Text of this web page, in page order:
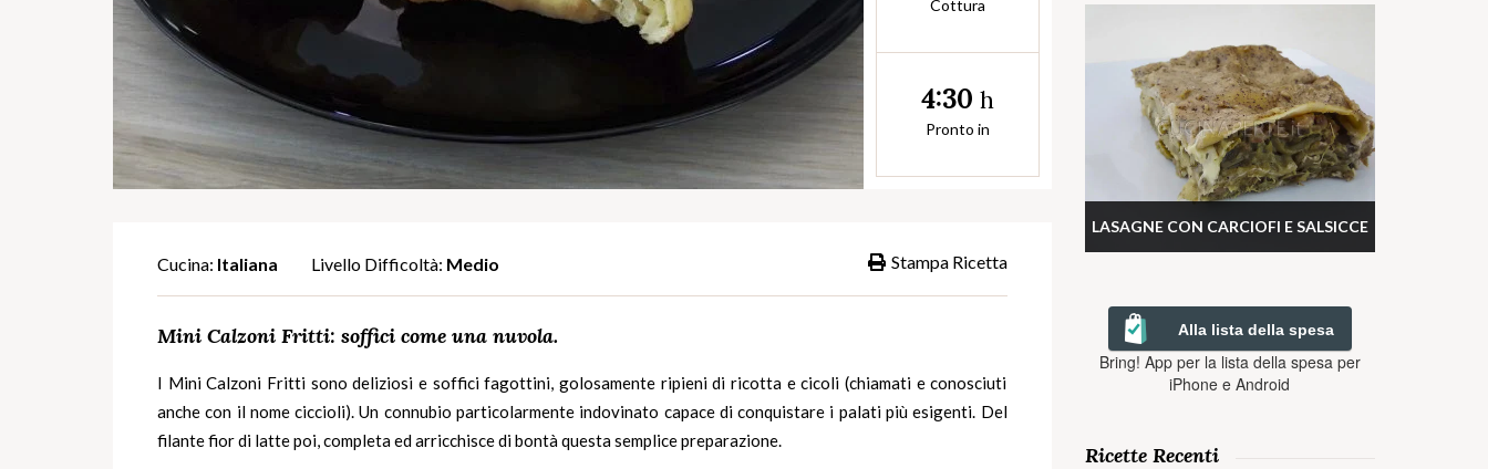
Cottura
4:30 h
Pronto in
Stampa Ricetta
Cucina: Italiana Livello Difficoltà: Medio
Mini Calzoni Fritti: soffici come una nuvola.
I Mini Calzoni Fritti sono deliziosi e soffici fagottini, golosamente ripieni di ricotta e cicoli (chiamati e conosciuti
anche con il nomeciccioli). Un connubio particolarmente indovinato capace di conquistare i palati più esigenti. Del
filante fior di latte poi, completa ed arricchisce di bontà questa semplice preparazione.
LASAGNE CON CARCIOFI E SALSICCE
Alla lista della spesa
Bring! App per la lista della spesa per
iPhone e Android
Ricette Recenti